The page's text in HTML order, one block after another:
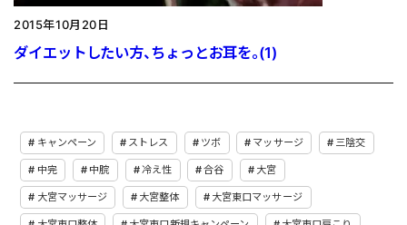
2015年10月20日
ダイエットしたい方、ちょっとお耳を。(1)
キャンペーン ストレス ツボ マッサージ 三陰交
中完 中脘 冷え性 合谷 大宮
大宮マッサージ 大宮整体 大宮東口マッサージ